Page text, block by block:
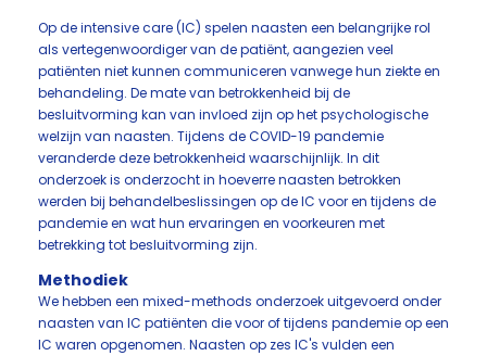
Op de intensive care (IC) spelen naasten een belangrijke rol
als vertegenwoordiger van de patiënt, aangezien veel
patiënten niet kunnen communiceren vanwege hun ziekte en
behandeling. De mate van betrokkenheid bij de
besluitvorming kan van invloed zijn op het psychologische
welzijn van naasten. Tijdens de COVID-19 pandemie
veranderde deze betrokkenheid waarschijnlijk. In dit
onderzoek is onderzocht in hoeverre naasten betrokken
werden bij behandelbeslissingen op de IC voor en tijdens de
pandemie en wat hun ervaringen en voorkeuren met
betrekking tot besluitvorming zijn.
Methodiek
We hebben een mixed-methods onderzoek uitgevoerd onder
naasten van IC patiënten die voor of tijdens pandemie op een
IC waren opgenomen. Naasten op zes IC's vulden een